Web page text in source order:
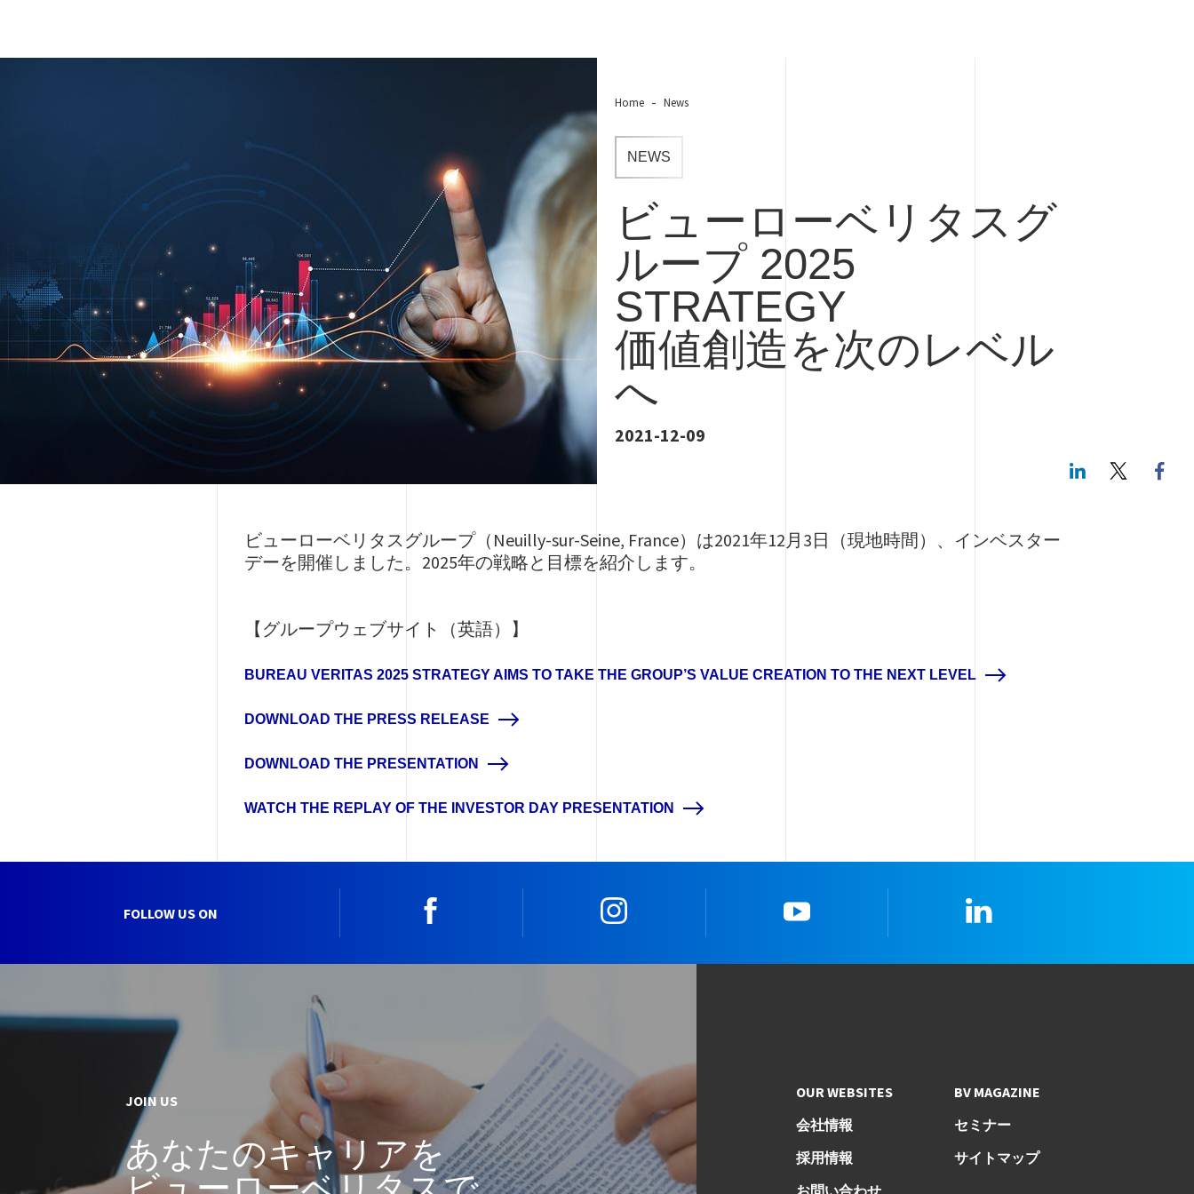
Home News
NEWS
ビューローベリタスグ
ループ 2025
STRATEGY
価値創造を次のレベル
へ
2021-12-09
LinkedIn
ビューローベリタスグループ（Neuilly-sur-Seine, France）は2021年12月3日（現地時間）、インベスター
デーを開催しました。2025年の戦略と目標を紹介します。
【グループウェブサイト（英語）】
BUREAU VERITAS 2025 STRATEGY AIMS TO TAKE THE GROUP’S VALUE CREATION TO THE NEXT LEVEL
DOWNLOAD THE PRESS RELEASE
DOWNLOAD THE PRESENTATION
WATCH THE REPLAY OF THE INVESTOR DAY PRESENTATION
FOLLOW US ON
JOIN US
あなたのキャリアを
OUR WEBSITES
会社情報
採用情報
お問い合わせ
BV MAGAZINE
セミナー
サイトマップ